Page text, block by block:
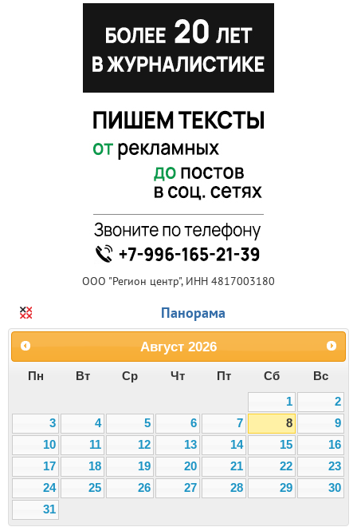
ООО "Регион центр", ИНН 4817003180
Панорама
Август 2026
Пн Вт Ср Чт Пт Сб
Вс
1
2
3
4 5 6 7 8
9
10
11 12 13 14 15
16
17
18 19 20 21 22
23
24
25 26 27 28 29
30
31